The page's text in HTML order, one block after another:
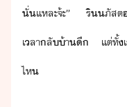
ั่แหละ​จ้ะ​”​ ​ริ​ภัส​ต
เลา​ลั้า​ึ​ ​แต่​ทั้​เ
ไห